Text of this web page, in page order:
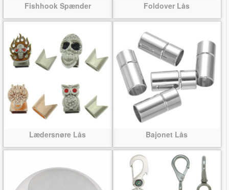
Fishhook Spænder Foldover Lås
Lædersnøre Lås Bajonet Lås